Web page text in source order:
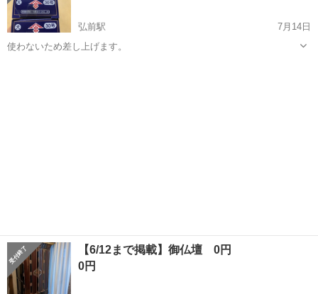
弘前駅
7月14日
使わないため差し上げます。
【6/12まで掲載】御仏壇 0円
0円